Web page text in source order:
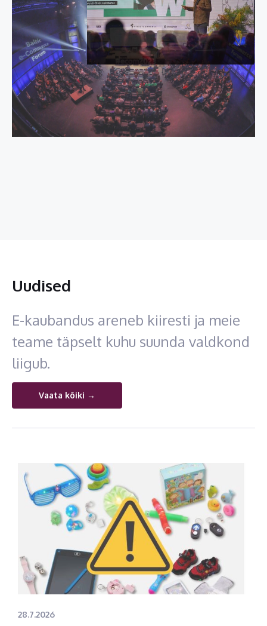
Uudised
E-kaubandus areneb kiiresti ja meie
teame täpselt kuhu suunda valdkond
liigub.
Vaata kõiki →
28.7.2026